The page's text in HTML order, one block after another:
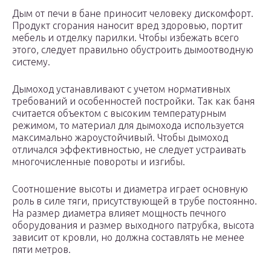
Дым от печи в бане приносит человеку дискомфорт.
Продукт сгорания наносит вред здоровью, портит
мебель и отделку парилки. Чтобы избежать всего
этого, следует правильно обустроить дымоотводную
систему.
Дымоход устанавливают с учетом нормативных
требований и особенностей постройки. Так как баня
считается объектом с высоким температурным
режимом, то материал для дымохода используется
максимально жароустойчивый. Чтобы дымоход
отличался эффективностью, не следует устраивать
многочисленные повороты и изгибы.
Соотношение высоты и диаметра играет основную
роль в силе тяги, присутствующей в трубе постоянно.
На размер диаметра влияет мощность печного
оборудования и размер выходного патрубка, высота
зависит от кровли, но должна составлять не менее
пяти метров.